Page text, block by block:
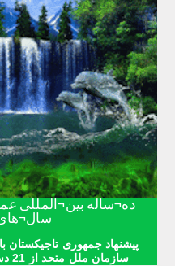
ده¬ساله بین¬المللی
سال¬های 2028-
پیشنهاد جمهوری
سازمان ملل متحد از 21 دسامبر سال 2016 پذیرفته شد.